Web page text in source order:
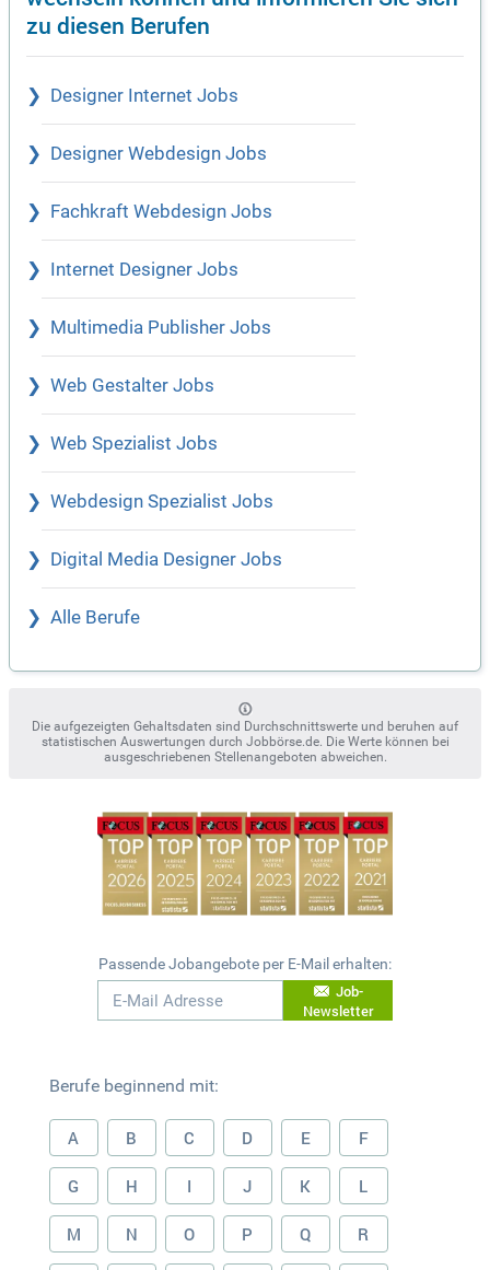
zu diesen Berufen
Designer Internet Jobs
Designer Webdesign Jobs
Fachkraft Webdesign Jobs
Internet Designer Jobs
Multimedia Publisher Jobs
Web Gestalter Jobs
Web Spezialist Jobs
Webdesign Spezialist Jobs
Digital Media Designer Jobs
Alle Berufe
Die aufgezeigten Gehaltsdaten sind Durchschnittswerte und beruhen auf
statistischen Auswertungen durch Jobbörse.de. Die Werte können bei
ausgeschriebenen Stellenangeboten abweichen.
Passende Jobangebote per E-Mail erhalten:
Job-
Newsletter
Berufe beginnend mit:
A B C D E F
G H I J K L
M N O P Q R